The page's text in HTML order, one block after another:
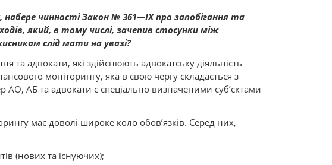
набере чинності Закон № 361—IX про запобігання та
який, в тому числі, зачепив стосунки між
слід мати на увазі?
та адвокати, які здійснюють адвокатську діяльність
моніторингу, яка в свою чергу складається з
АО, АБ та адвокати є спеціально визначеними суб’єктами
має доволі широке коло обов’язків. Серед них,
(нових та існуючих);